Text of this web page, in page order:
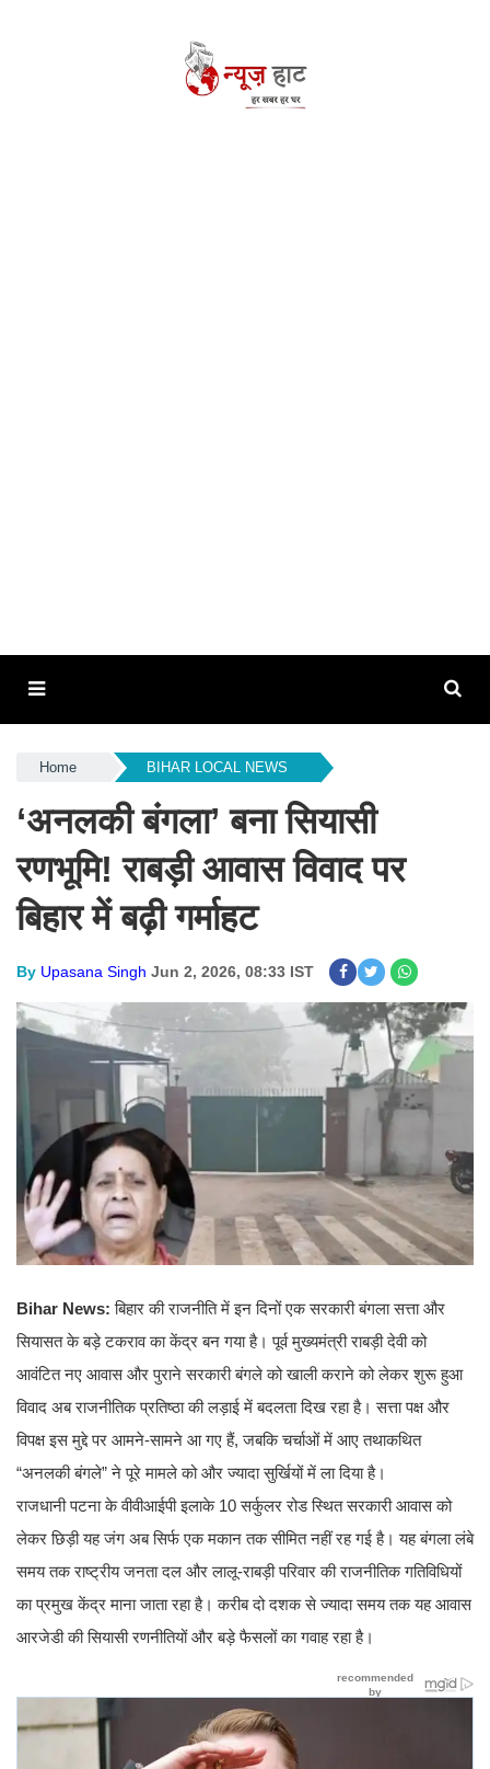
Home BIHAR LOCAL NEWS
‘अनलकी बंगला’ बना सियासी
रणभूमि! राबड़ी आवास विवाद पर
बिहार में बढ़ी गर्माहट
By Upasana Singh Jun 2, 2026, 08:33 IST
Bihar News:बिहार की राजनीति में इन दिनों एक सरकारी बंगला सत्ता और
सियासत के बड़े टकराव का केंद्र बन गया है। पूर्व मुख्यमंत्री राबड़ी देवी को
आवंटित नए आवास और पुराने सरकारी बंगले को खाली कराने को लेकर शुरू हुआ
विवाद अब राजनीतिक प्रतिष्ठा की लड़ाई में बदलता दिख रहा है। सत्ता पक्ष और
विपक्ष इस मुद्दे पर आमने-सामने आ गए हैं, जबकि चर्चाओं में आए तथाकथित
“अनलकी बंगले” ने पूरे मामले को और ज्यादा सुर्खियों में ला दिया है।
राजधानी पटना के वीवीआईपी इलाके 10 सर्कुलर रोड स्थित सरकारी आवास को
लेकर छिड़ी यह जंग अब सिर्फ एक मकान तक सीमित नहीं रह गई है। यह बंगला लंबे
समय तक राष्ट्रीय जनता दल और लालू-राबड़ी परिवार की राजनीतिक गतिविधियों
का प्रमुख केंद्र माना जाता रहा है। करीब दो दशक से ज्यादा समय तक यह आवास
आरजेडी की सियासी रणनीतियों और बड़े फैसलों का गवाह रहा है।